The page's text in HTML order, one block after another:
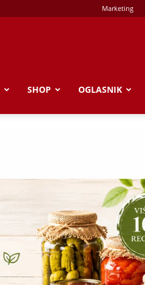
Marketing
SHOP OGLASNIK